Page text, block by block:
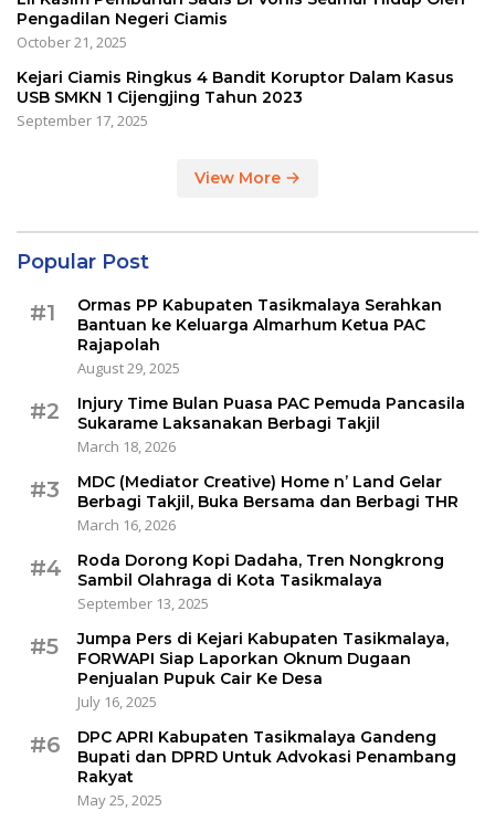
Pengadilan Negeri Ciamis
October 21, 2025
Kejari Ciamis Ringkus 4 Bandit Koruptor Dalam Kasus
USB SMKN 1 Cijengjing Tahun 2023
September 17, 2025
View More
Popular Post
#1
Ormas PP Kabupaten Tasikmalaya Serahkan
Bantuan ke Keluarga Almarhum Ketua PAC
Rajapolah
August 29, 2025
#2
Injury Time Bulan Puasa PAC Pemuda Pancasila
Sukarame Laksanakan Berbagi Takjil
March 18, 2026
#3
MDC (Mediator Creative) Home n’ Land Gelar
Berbagi Takjil, Buka Bersama dan Berbagi THR
March 16, 2026
#4
Roda Dorong Kopi Dadaha, Tren Nongkrong
Sambil Olahraga di Kota Tasikmalaya
September 13, 2025
#5
Jumpa Pers di Kejari Kabupaten Tasikmalaya,
FORWAPI Siap Laporkan Oknum Dugaan
Penjualan Pupuk Cair Ke Desa
July 16, 2025
#6
DPC APRI Kabupaten Tasikmalaya Gandeng
Bupati dan DPRD Untuk Advokasi Penambang
Rakyat
May 25, 2025